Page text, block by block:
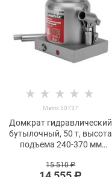
Matrix 50737
Домкрат гидравлический
бутылочный, 50 т, высота
подъема 240-370 мм
15 510 ₽